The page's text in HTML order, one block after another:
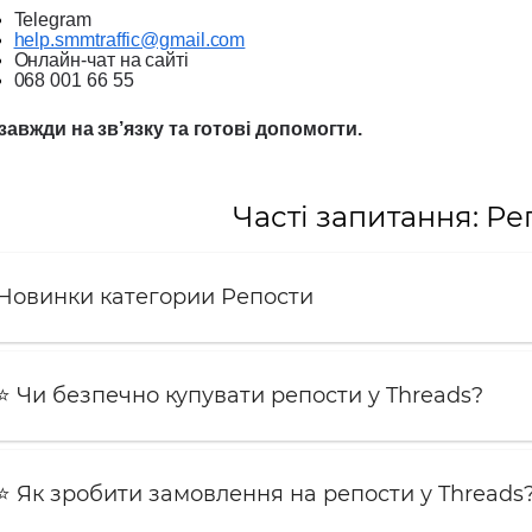
Telegram
help.smmtraffic@gmail.com
Онлайн-чат на сайті
068 001 66 55
на зв’язку та готові допомогти.
Часті запитання:
категории Репости
Чи безпечно купувати репости у Threads?
Як зробити замовлення на репости у